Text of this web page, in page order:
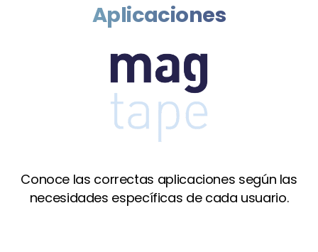
Aplicaciones
Conoce las correctas aplicaciones según las
necesidades específicas de cada usuario.